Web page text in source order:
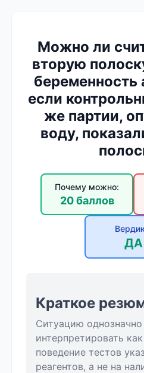
Можно ли
вторую
беременность
если
же партии,
воду,
Почему можно:
20 баллов
ДА
Краткое
Ситуацию
интерпретировать
поведение тестов
реагентов, а не на